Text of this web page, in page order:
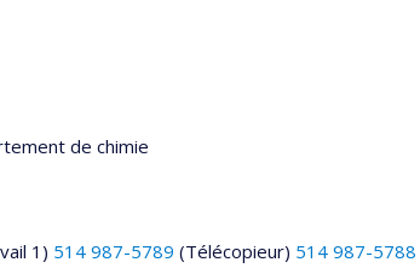
de chimie
1) 514 987-5789 (Télécopieur) 514 987-5788